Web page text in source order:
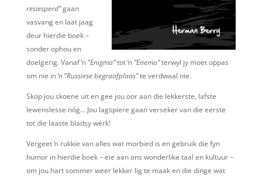
resiesperd”gaan
vasvang en laat jaag
deur hierdie boek –
sonder ophou en
doelgerig. Vanaf ŉ “Enigma”tot ŉ “Enema”terwyl jy moet oppas
om nie in ŉ “Russiese begraafplaas”te verdwaal nie.
Skop jou skoene uit en gee jou oor aan die lekkerste, lafste
lewenslesse nóg… Jou lagspiere gaan verseker van die eerste
tot die laaste bladsy wérk!
Vergeet ŉ rukkie van alles wat morbied is en gebruik die fyn
humor in hierdie boek – eie aan ons wonderlike taal en kultuur –
om jou hart sommer weer lekker lig te maak en die dinge wat